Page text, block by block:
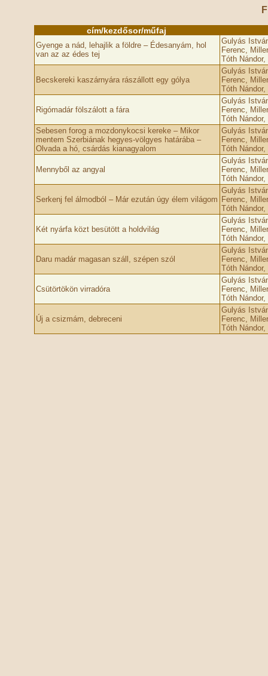
cím/kezdősor/műfaj
Gyenge a nád, lehajlik a földre – Édesanyám, hol
van az az édes tej
Gulyás
Ferenc,
Tóth
Becskereki kaszárnyára rászállott egy gólya
Gulyás
Ferenc,
Tóth
Rigómadár fölszálott a fára
Gulyás
Ferenc,
Tóth
Sebesen forog a mozdonykocsi kereke – Mikor
mentem Szerbiának hegyes-völgyes határába –
Olvada a hó, csárdás kianagyalom
Gulyás
Ferenc,
Tóth
Mennyből az angyal
Gulyás
Ferenc,
Tóth
Serkenj fel álmodból – Már ezután úgy élem világom
Gulyás
Ferenc,
Tóth
Két nyárfa közt besütött a holdvilág
Gulyás
Ferenc,
Tóth
Daru madár magasan száll, szépen szól
Gulyás
Ferenc,
Tóth
Csütörtökön virradóra
Gulyás
Ferenc,
Tóth
Új a csizmám, debreceni
Gulyás
Ferenc,
Tóth